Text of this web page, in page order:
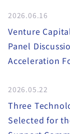
2026.06.16
Venture
Panel
Acceleration
2026.05.22
Three
Selected for